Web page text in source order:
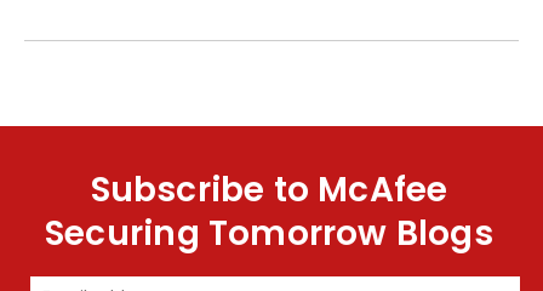
Subscribe to McAfee
Securing Tomorrow Blogs